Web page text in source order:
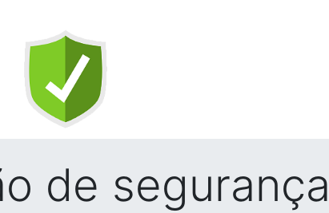
de segurança